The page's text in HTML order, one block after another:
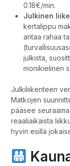
0.18€/min.
Julkinen
kertalippu
antaa rahaa
julkista,
monikielinen
Julkiliikenteen
Matkojen
pääsee
reaaliaikaista
hyvin esillä